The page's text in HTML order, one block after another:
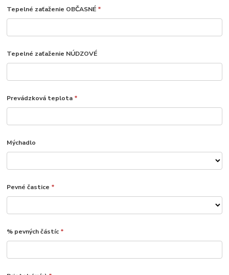
Tepelné zaťaženie OBČASNÉ *
Tepelné zaťaženie NÚDZOVÉ
Prevádzková teplota *
Mýchadlo
Pevné častice *
% pevných částíc *